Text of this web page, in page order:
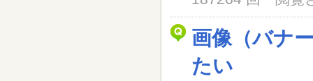
画像（バナ
たい